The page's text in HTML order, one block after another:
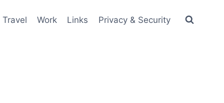
Travel Work Links Privacy & Security